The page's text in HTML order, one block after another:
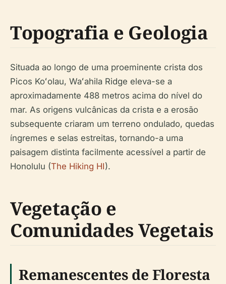
Topografia e Geologia
Situada ao longo de uma proeminente crista dos
Picos Koʻolau, Waʻahila Ridge eleva-se a
aproximadamente 488 metros acima do nível do
mar. As origens vulcânicas da crista e a erosão
subsequente criaram um terreno ondulado, quedas
íngremes e selas estreitas, tornando-a uma
paisagem distinta facilmente acessível a partir de
Honolulu (The Hiking HI).
Vegetação e
Comunidades Vegetais
Remanescentes de Floresta